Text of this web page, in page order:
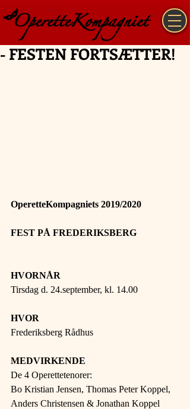
- FESTEN FORTSÆTTER!
OperetteKompagniets 2019/2020
FEST PÅ FREDERIKSBERG
HVORNÅR
Tirsdag d. 24.september, kl. 14.00
HVOR
Frederiksberg Rådhus
MEDVIRKENDE
De 4 Operettetenorer:
Bo Kristian Jensen, Thomas Peter Koppel,
Anders Christensen & Jonathan Koppel